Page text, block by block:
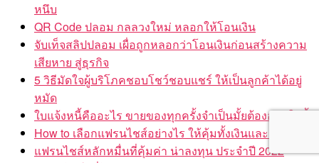
หนึบ
QR Code ปลอม กลลวงใหม่ หลอกให้โอนเงิน
จับเท็จสลิปปลอม เผื่อถูกหลอกว่าโอนเงินก่อนสร้างความ
เสียหาย สู่ธุรกิจ
5 วิธีมัดใจผู้บริโภคชอบโชว์ชอบแชร์ ให้เป็นลูกค้าได้อยู่
หมัด
ใบแจ้งหนี้คืออะไร ขายของทุกครั้งจำเป็นมั้ยต้องออกใบนี้
How to เลือกแฟรนไชส์อย่างไร ให้คุ้มทั้งเงินและเวลา
แฟรนไชส์หลักหมื่นที่คุ้มค่า น่าลงทุน ประจำปี 2022